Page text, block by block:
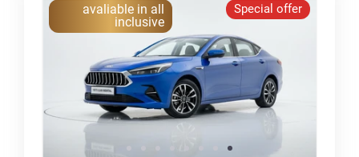
Special offer
avaliable in all
inclusive